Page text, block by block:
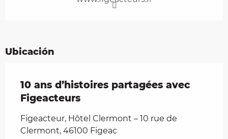
Ubicación
10 ans d’histoires partagées avec
Figeacteurs
Figeacteur, Hôtel Clermont – 10 rue de
Clermont, 46100 Figeac